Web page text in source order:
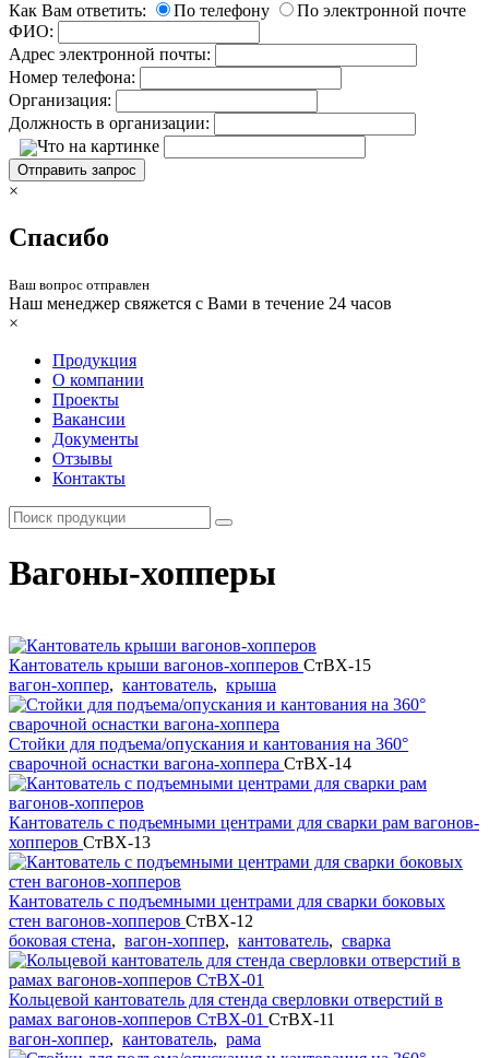
Как Вам ответить:
По телефону
По электронной почте
ФИО:
Адрес электронной почты:
Номер телефона:
Организация:
Должность в организации:
Что на картинке
Отправить запрос
×
Спасибо
Ваш вопрос отправлен
Наш менеджер свяжется с Вами в течение 24 часов
×
Продукция
О компании
Проекты
Вакансии
Документы
Отзывы
Контакты
Вагоны-хопперы
Кантователь крыши вагонов-хопперов СтВХ-15
вагон-хоппер, кантователь, крыша
Стойки для подъема/опускания и кантования на 360°
сварочной оснастки вагона-хоппера СтВХ-14
Кантователь с подъемными центрами для сварки рам вагонов-
хопперов СтВХ-13
Кантователь с подъемными центрами для сварки боковых
стен вагонов-хопперов СтВХ-12
боковая стена, вагон-хоппер, кантователь, сварка
Кольцевой кантователь для стенда сверловки отверстий в
рамах вагонов-хопперов СтВХ-01 СтВХ-11
вагон-хоппер, кантователь, рама